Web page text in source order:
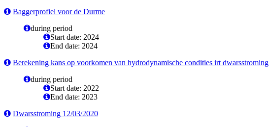
Baggerprofiel voor de Durme
during period
Start date: 2024
End date: 2024
Berekening kans op voorkomen van hydrodynamische condities irt dwarsstroming
during period
Start date: 2022
End date: 2023
Dwarsstroming 12/03/2020